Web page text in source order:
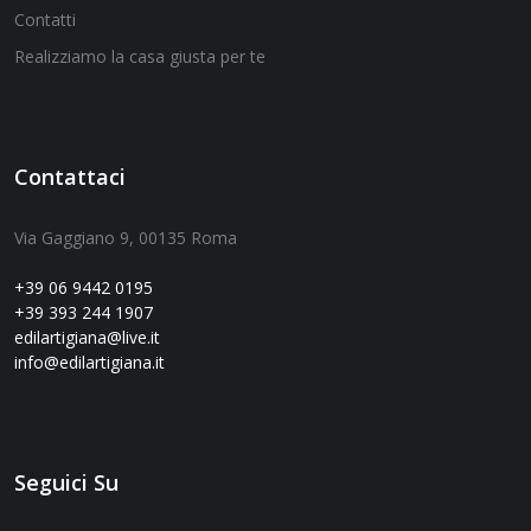
Contatti
Realizziamo la casa giusta per te
Contattaci
Via Gaggiano 9, 00135 Roma
+39 06 9442 0195
+39 393 244 1907
edilartigiana@live.it
info@edilartigiana.it
Seguici Su